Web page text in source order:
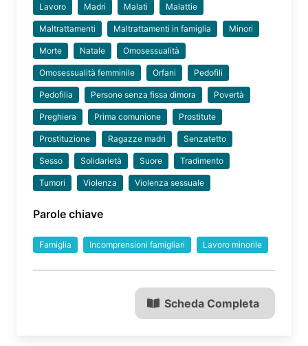
Lavoro Madri Malati Malattie
Maltrattamenti Maltrattamenti in famiglia Minori
Morte Natale Omosessualità
Omosessualità femminile Orfani Pedofili
Pedofilia Persone senza fissa dimora Povertà
Preghiera Prima comunione Prostitute
Prostituzione Ragazze madri Senzatetto
Sesso Solidarietà Suore Tradimento
Tumori Violenza Violenza sessuale
Parole chiave
Famiglia Incomprensioni famigliari Lavoro minorile
Scheda Completa